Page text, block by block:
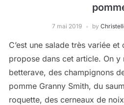
7 mai 2019 by
C’est une salade très variée
propose dans cet article. On y
betterave, des champignons
pomme Granny Smith, du
roquette, des cerneaux de